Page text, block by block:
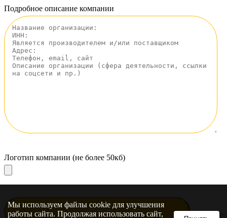
Мы используем файлы cookie для улучшения
работы сайта. Продолжая использовать сайт,
Подробное описание компании
Логотип компании (не более 50кб)